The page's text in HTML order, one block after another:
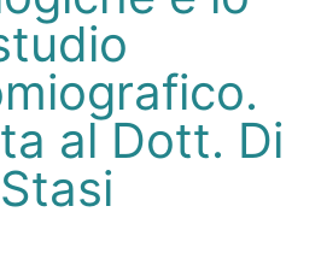
al Dott. Di
Stasi